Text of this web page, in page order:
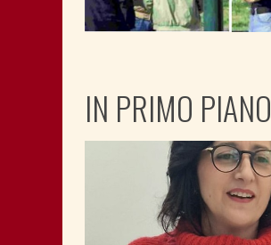
IN PRIMO PIANO